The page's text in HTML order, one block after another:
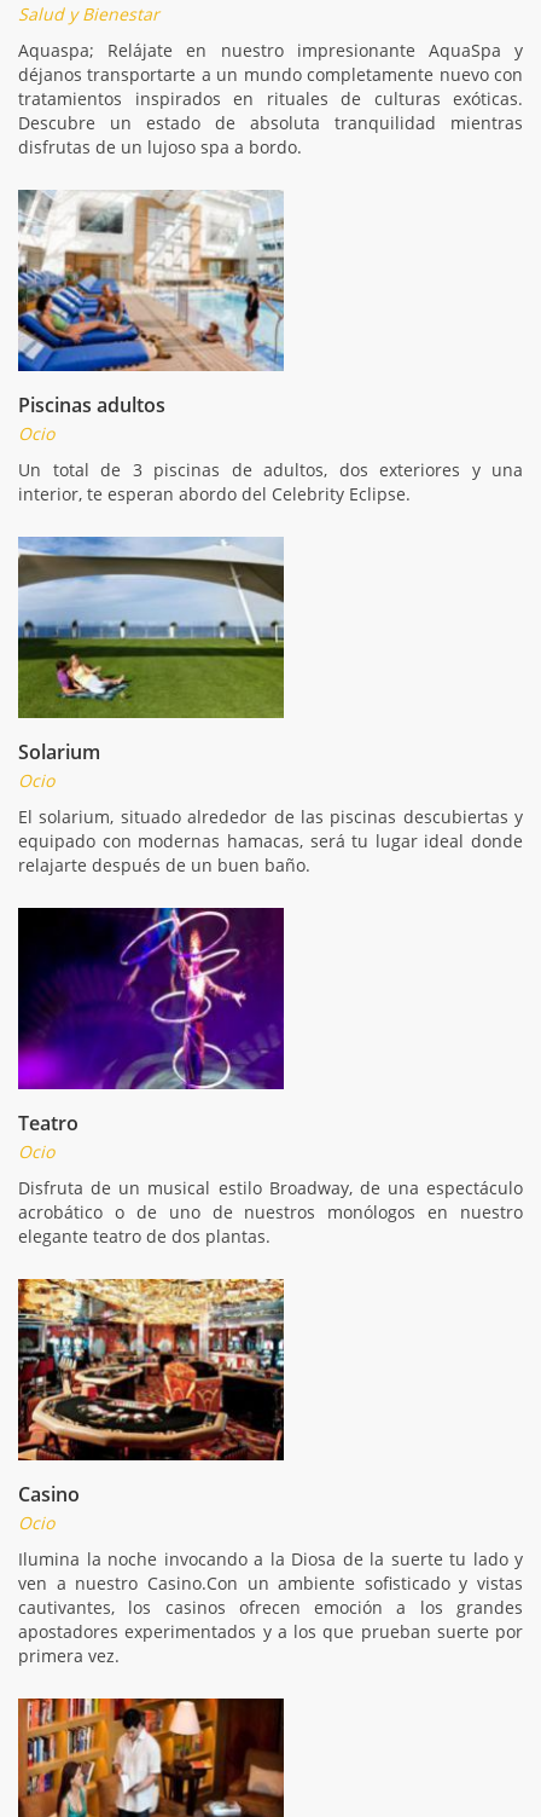
Salud y Bienestar
Aquaspa; Relájate en nuestro impresionante AquaSpa y
déjanos transportarte a un mundo completamente nuevo con
tratamientos inspirados en rituales de culturas exóticas.
Descubre un estado de absoluta tranquilidad mientras
disfrutas de un lujoso spa a bordo.
Piscinas adultos
Ocio
Un total de 3 piscinas de adultos, dos exteriores y una
interior, te esperan abordo del Celebrity Eclipse.
Solarium
Ocio
El solarium, situado alrededor de las piscinas descubiertas y
equipado con modernas hamacas, será tu lugar ideal donde
relajarte después de un buen baño.
Teatro
Ocio
Disfruta de un musical estilo Broadway, de una espectáculo
acrobático o de uno de nuestros monólogos en nuestro
elegante teatro de dos plantas.
Casino
Ocio
Ilumina la noche invocando a la Diosa de la suerte tu lado y
ven a nuestro Casino.Con un ambiente sofisticado y vistas
cautivantes, los casinos ofrecen emoción a los grandes
apostadores experimentados y a los que prueban suerte por
primera vez.